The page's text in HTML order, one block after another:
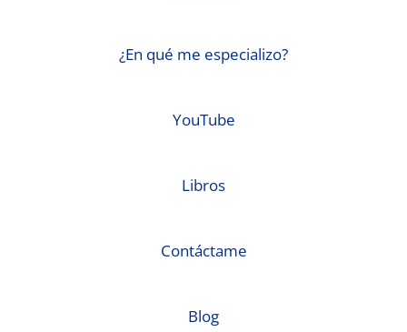
¿En qué me especializo?
YouTube
Libros
Contáctame
Blog